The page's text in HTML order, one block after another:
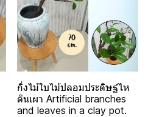
กิ่งไม้ใบไม้ปลอมประดิษฐ์ไห
ดินเผา Artificial branches
and leaves in a clay pot.